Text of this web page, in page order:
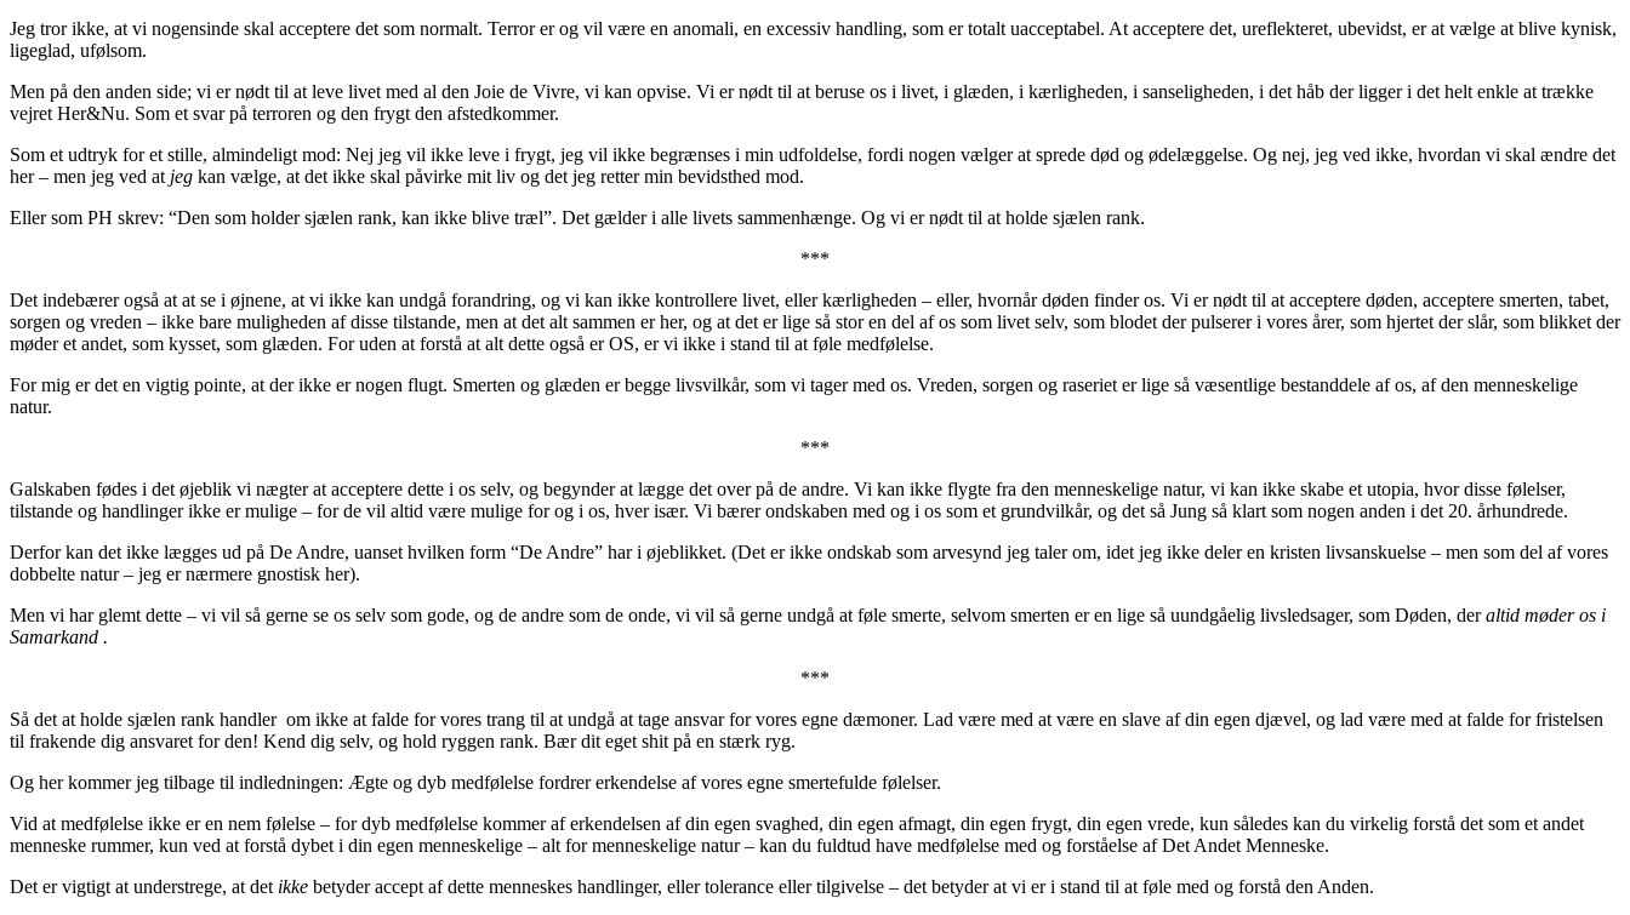
Jeg tror ikke, at vi nogensinde skal acceptere det som normalt. Terror er og vil være en anomali, en excessiv handling, som er totalt uacceptabel. At acceptere det, ureflekteret, ubevidst, er at vælge at blive kynisk,
ligeglad, ufølsom.
Men på den anden side; vi er nødt til at leve livet med al den Joie de Vivre, vi kan opvise. Vi er nødt til at beruse os i livet, i glæden, i kærligheden, i sanseligheden, i det håb der ligger i det helt enkle at trække
vejret Her&Nu. Som et svar på terroren og den frygt den afstedkommer.
Som et udtryk for et stille, almindeligt mod: Nej jeg vil ikke leve i frygt, jeg vil ikke begrænses i min udfoldelse, fordi nogen vælger at sprede død og ødelæggelse. Og nej, jeg ved ikke, hvordan vi skal ændre det
her – men jeg ved at jeg kan vælge, at det ikke skal påvirke mit liv og det jeg retter min bevidsthed mod.
Eller som PH skrev: “Den som holder sjælen rank, kan ikke blive træl”. Det gælder i alle livets sammenhænge. Og vi er nødt til at holde sjælen rank.
***
Det indebærer også at at se i øjnene, at vi ikke kan undgå forandring, og vi kan ikke kontrollere livet, eller kærligheden – eller, hvornår døden finder os. Vi er nødt til at acceptere døden, acceptere smerten, tabet,
sorgen og vreden – ikke bare muligheden af disse tilstande, men at det alt sammen er her, og at det er lige så stor en del af os som livet selv, som blodet der pulserer i vores årer, som hjertet der slår, som blikket der
møder et andet, som kysset, som glæden. For uden at forstå at alt dette også er OS, er vi ikke i stand til at føle medfølelse.
For mig er det en vigtig pointe, at der ikke er nogen flugt. Smerten og glæden er begge livsvilkår, som vi tager med os. Vreden, sorgen og raseriet er lige så væsentlige bestanddele af os, af den menneskelige
natur.
***
Galskaben fødes i det øjeblik vi nægter at acceptere dette i os selv, og begynder at lægge det over på de andre. Vi kan ikke flygte fra den menneskelige natur, vi kan ikke skabe et utopia, hvor disse følelser,
tilstande og handlinger ikke er mulige – for de vil altid være mulige for og i os, hver især. Vi bærer ondskaben med og i os som et grundvilkår, og det så Jung så klart som nogen anden i det 20. århundrede.
Derfor kan det ikke lægges ud på De Andre, uanset hvilken form “De Andre” har i øjeblikket. (Det er ikke ondskab som arvesynd jeg taler om, idet jeg ikke deler en kristen livsanskuelse – men som del af vores
dobbelte natur – jeg er nærmere gnostisk her).
Men vi har glemt dette – vi vil så gerne se os selv som gode, og de andre som de onde, vi vil så gerne undgå at føle smerte, selvom smerten er en lige så uundgåelig livsledsager, som Døden, deraltid møder os i
Samarkand .
***
Så det at holde sjælen rank handler om ikke at falde for vores trang til at undgå at tage ansvar for vores egne dæmoner. Lad være med at være en slave af din egen djævel, og lad være med at falde for fristelsen
til frakende dig ansvaret for den! Kend dig selv, og hold ryggen rank. Bær dit eget shit på en stærk ryg.
Og her kommer jeg tilbage til indledningen: Ægte og dyb medfølelse fordrer erkendelse af vores egne smertefulde følelser.
Vid at medfølelse ikke er en nem følelse – for dyb medfølelse kommer af erkendelsen af din egen svaghed, din egen afmagt, din egen frygt, din egen vrede, kun således kan du virkelig forstå det som et andet
menneske rummer, kun ved at forstå dybet i din egen menneskelige – alt for menneskelige natur – kan du fuldtud have medfølelse med og forståelse af Det Andet Menneske.
Det er vigtigt at understrege, at det ikke betyder accept af dette menneskes handlinger, eller tolerance eller tilgivelse – det betyder at vi er i stand til at føle med og forstå den Anden.